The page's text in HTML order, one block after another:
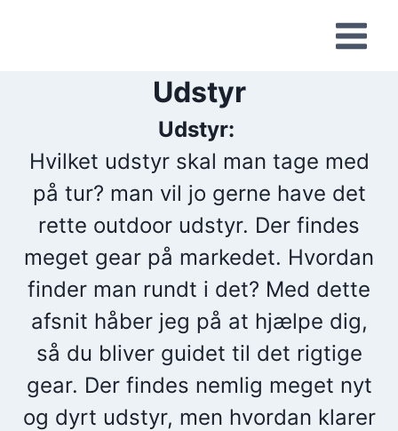
Udstyr
Udstyr:
Hvilket udstyr skal man tage med
på tur? man vil jo gerne have det
rette outdoor udstyr. Der findes
meget gear på markedet. Hvordan
finder man rundt i det? Med dette
afsnit håber jeg på at hjælpe dig,
så du bliver guidet til det rigtige
gear. Der findes nemlig meget nyt
og dyrt udstyr, men hvordan klarer